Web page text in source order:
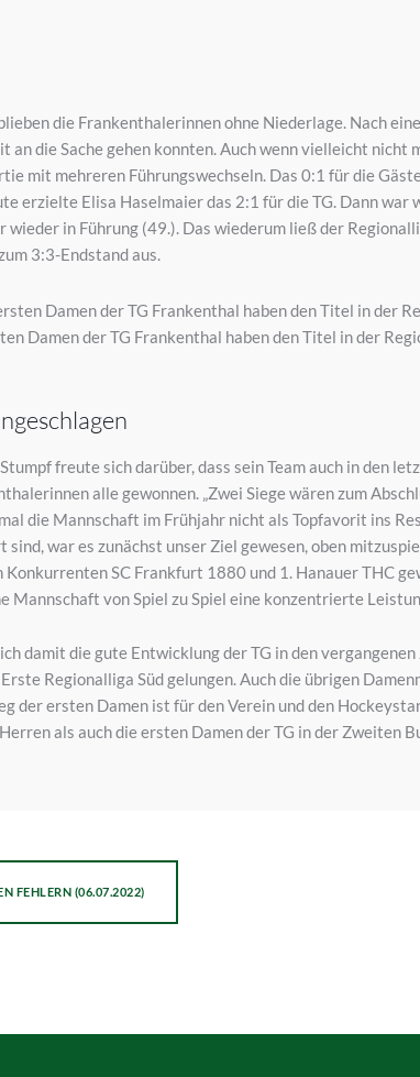
die Frankenthalerinnen ohne Niederlage. Nach
an die Sache gehen konnten. Auch wenn vielleicht
mit mehreren Führungswechseln. Das 0:1 für die
erzielte Elisa Haselmaier das 2:1 für die TG. Dann
wieder in Führung (49.). Das wiederum ließ der
3:3-Endstand aus.
Damen der TG Frankenthal haben den Titel in der
freute sich darüber, dass sein Team auch in den
alle gewonnen. „Zwei Siege wären zum
die Mannschaft im Frühjahr nicht als Topfavorit ins
war es zunächst unser Ziel gewesen, oben
SC Frankfurt 1880 und 1. Hanauer THC
Mannschaft von Spiel zu Spiel eine konzentrierte
damit die gute Entwicklung der TG in den
Regionalliga Süd gelungen. Auch die übrigen
der ersten Damen ist für den Verein und den
als auch die ersten Damen der TG in der Zweiten
FEHLERN (06.07.2022)